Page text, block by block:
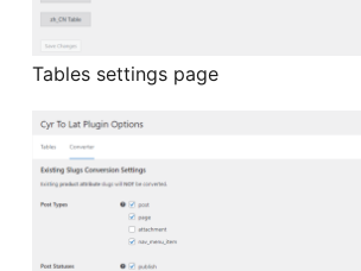
Tables settings page